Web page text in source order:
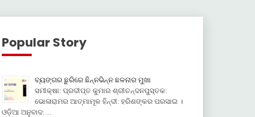
Popular Story
ବ୍ୟଙ୍ଗର ଛୁରିରେ ଛିନ୍ନଭିନ୍ନ ଛଳନାର ମୁଖା
ସମୀକ୍ଷା: ପ୍ରଦୀପ୍ତ କୁମାର ଶ୍ରୀଚନ୍ଦନପୁସ୍ତକ:
ଭୋଳାରାମର ଆତ୍ମାମୂଳ ହିନ୍ଦୀ: ହରିଶଙ୍କର ପରସାଇ ।
ଓଡ଼ିଆ ଅନୁବାଦ: …